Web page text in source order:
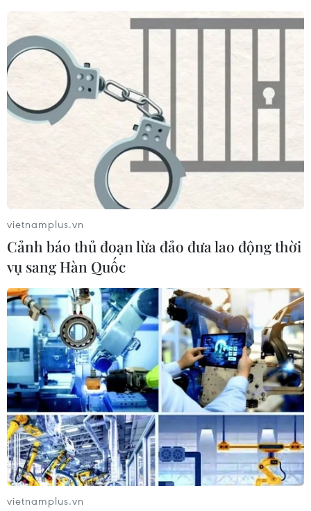
vietnamplus.vn
Cảnh báo thủ đoạn lừa đảo đưa lao động thời
vụ sang Hàn Quốc
vietnamplus.vn